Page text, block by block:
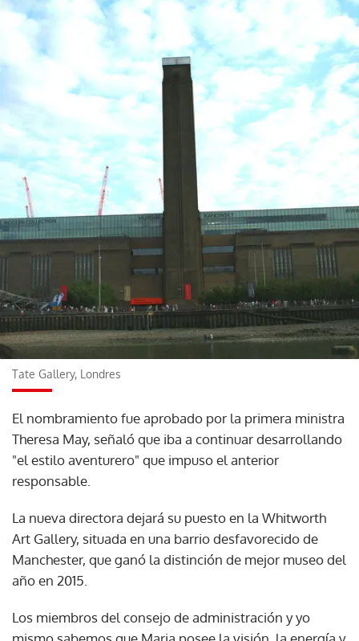
Tate Gallery, Londres
El nombramiento fue aprobado por la primera ministra
Theresa May, señaló que iba a continuar desarrollando
"el estilo aventurero" que impuso el anterior
responsable.
La nueva directora dejará su puesto en la Whitworth
Art Gallery, situada en una barrio desfavorecido de
Manchester, que ganó la distinción de mejor museo del
año en 2015.
Los miembros del consejo de administración y yo